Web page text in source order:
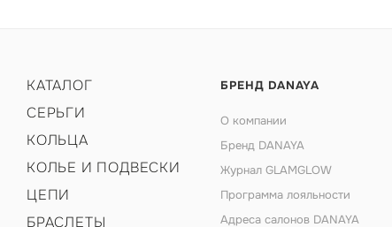
КАТАЛОГ
СЕРЬГИ
КОЛЬЦА
КОЛЬЕ И ПОДВЕСКИ
ЦЕПИ
БРАСЛЕТЫ
БРЕНД DANAYA
О компании
Бренд DANAYA
Журнал GLAMGLOW
Программа лояльности
Адреса салонов DANAYA